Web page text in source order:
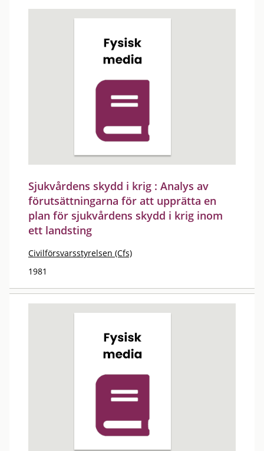
Sjukvårdens skydd i krig : Analys av
förutsättningarna för att upprätta en
plan för sjukvårdens skydd i krig inom
ett landsting
Civilförsvarsstyrelsen (Cfs)
1981